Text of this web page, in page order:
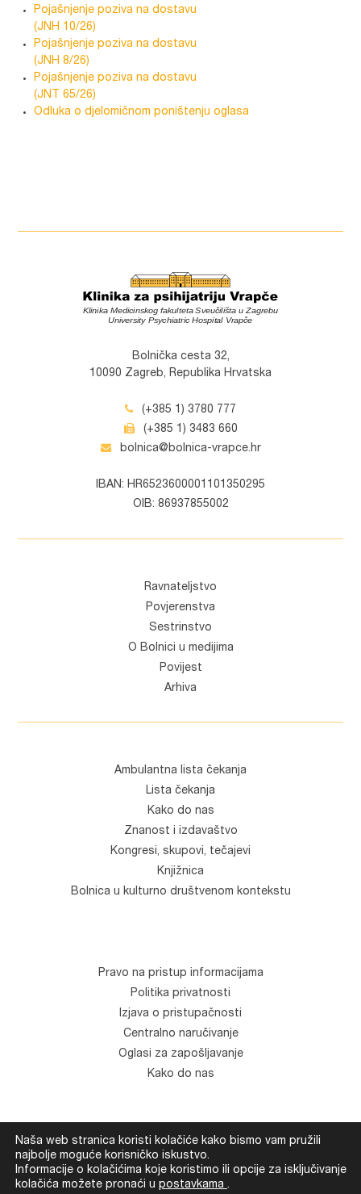
Pojašnjenje poziva na dostavu
(JNH 10/26)
Pojašnjenje poziva na dostavu
(JNH 8/26)
Pojašnjenje poziva na dostavu
(JNT 65/26)
Odluka o djelomičnom poništenju oglasa
Bolnička cesta 32,
10090 Zagreb, Republika Hrvatska
(+385 1) 3780 777
(+385 1) 3483 660
bolnica@bolnica-vrapce.hr
IBAN: HR6523600001101350295
OIB: 86937855002
Ravnateljstvo
Povjerenstva
Sestrinstvo
O Bolnici u medijima
Povijest
Arhiva
Ambulantna lista čekanja
Lista čekanja
Kako do nas
Znanost i izdavaštvo
Kongresi, skupovi, tečajevi
Knjižnica
Bolnica u kulturno društvenom kontekstu
Pravo na pristup informacijama
Politika privatnosti
Izjava o pristupačnosti
Centralno naručivanje
Oglasi za zapošljavanje
Kako do nas
© Klinika za psihijatriju "Vrapče". Sva prava zadržana.
DevelopmentDevexus
Naša web stranica koristi kolačiće kako bismo vam pružili
najbolje moguće korisničko iskustvo.
Informacije o kolačićima koje koristimo ili opcije za isključivanje
kolačića možete pronaći u postavkama .